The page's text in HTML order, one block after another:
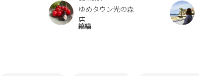
ゆめタウン光の森
店
縞縞